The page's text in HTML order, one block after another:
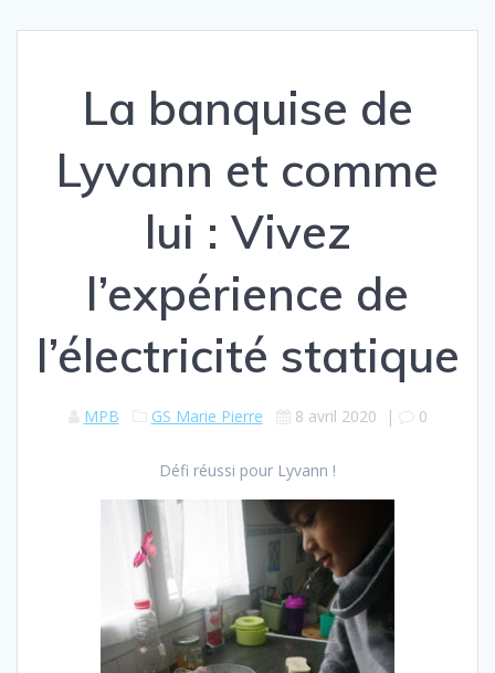
La banquise de
Lyvann et comme
lui : Vivez
l’expérience de
l’électricité statique
MPB GS Marie Pierre 8 avril 2020 | 0
Défi réussi pour Lyvann !